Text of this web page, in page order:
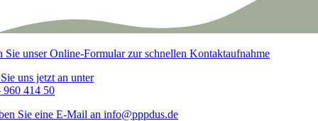
Sie unser Online-Formular zur schnellen Kontaktaufnahme
uns jetzt an unter
960 414 50
Sie eine E-Mail an info@pppdus.de